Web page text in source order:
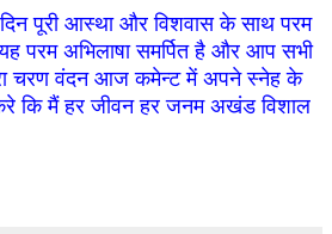
पूरी आस्था और विशवास के साथ परम
परम अभिलाषा समर्पित है और आप सभी
मेरा चरण वंदन आज कमेन्ट में अपने स्नेह के
कि मैं हर जीवन हर जनम अखंड विशाल